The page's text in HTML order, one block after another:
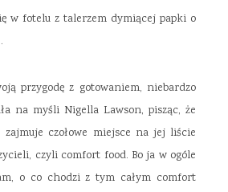
w fotelu z talerzem dymiącej papki o
przygodę z gotowaniem, niebardzo
na myśli Nigella Lawson, pisząc, że
zajmuje czołowe miejsce na jej liście
czyli comfort food. Bo ja w ogóle
o co chodzi z tym całym comfort